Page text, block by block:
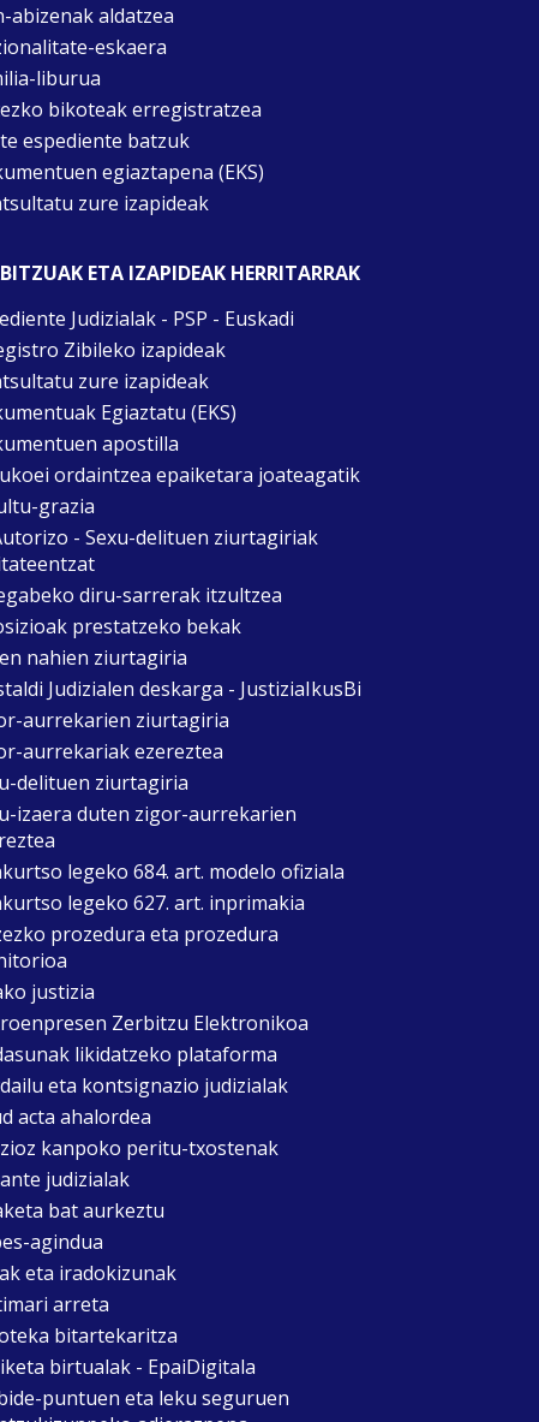
abizenak aldatzea
eskaera
liburua
bikoteak erregistratzea
espediente batzuk
egiaztapena (EKS)
zure izapideak
ETA IZAPIDEAK HERRITARRAK
Judizialak - PSP - Euskadi
Zibileko izapideak
zure izapideak
Egiaztatu (EKS)
apostilla
ordaintzea epaiketara joateagatik
grazia
- Sexu-delituen ziurtagiriak
diru-sarrerak itzultzea
prestatzeko bekak
nahien ziurtagiria
Judizialen deskarga - JustiziaIkusBi
aurrekarien ziurtagiria
aurrekariak ezereztea
delituen ziurtagiria
izaera duten zigor-aurrekarien
legeko 684. art. modelo ofiziala
legeko 627. art. inprimakia
prozedura eta prozedura
justizia
Zerbitzu Elektronikoa
likidatzeko plataforma
eta kontsignazio judizialak
acta ahalordea
kanpoko peritu-txostenak
judizialak
bat aurkeztu
agindua
eta iradokizunak
arreta
bitartekaritza
birtualak - EpaiDigitala
puntuen eta leku seguruen